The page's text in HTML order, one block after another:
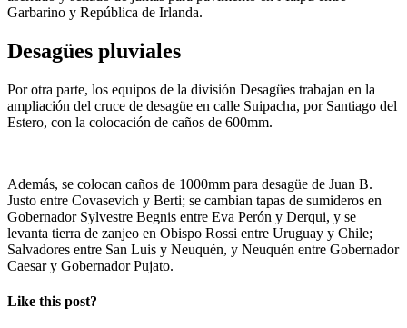
Garbarino y República de Irlanda.
Desagües pluviales
Por otra parte, los equipos de la división Desagües trabajan en la
ampliación del cruce de desagüe en calle Suipacha, por Santiago del
Estero, con la colocación de caños de 600mm.
Además, se colocan caños de 1000mm para desagüe de Juan B.
Justo entre Covasevich y Berti; se cambian tapas de sumideros en
Gobernador Sylvestre Begnis entre Eva Perón y Derqui, y se
levanta tierra de zanjeo en Obispo Rossi entre Uruguay y Chile;
Salvadores entre San Luis y Neuquén, y Neuquén entre Gobernador
Caesar y Gobernador Pujato.
Like this post?